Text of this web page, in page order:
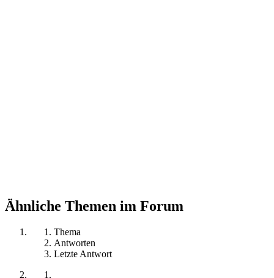
Ähnliche Themen im Forum
Thema
Antworten
Letzte Antwort